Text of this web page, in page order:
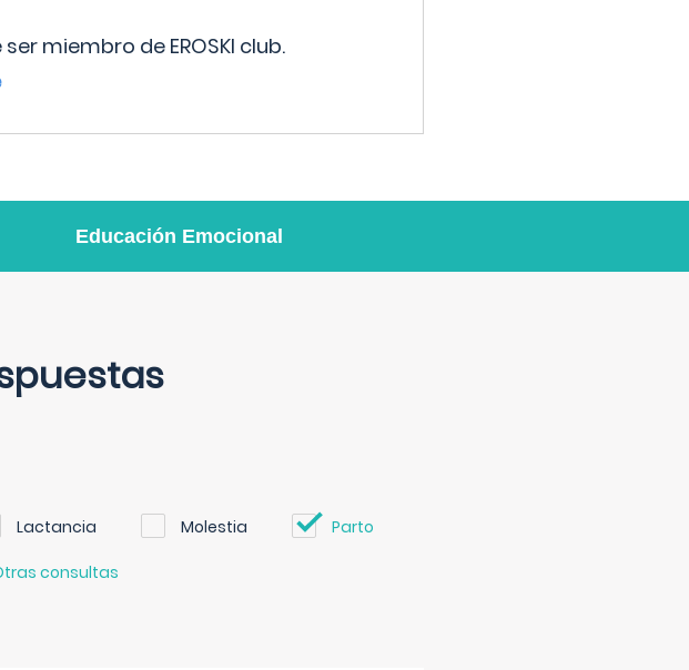
miembro de EROSKI club.
Educación Emocional
Lactancia Molestia Parto
consultas